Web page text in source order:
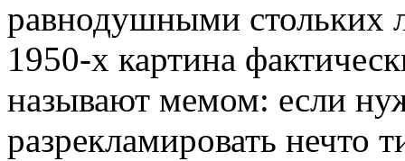
равнодушными стольких
1950-х картина
называют мемом: если
разрекламировать нечто